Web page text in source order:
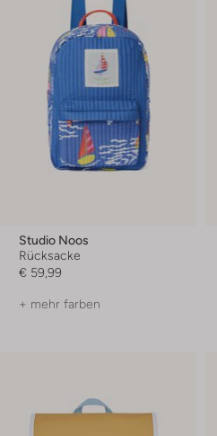
Studio Noos
Rücksacke
€ 59,99
+ mehr farben